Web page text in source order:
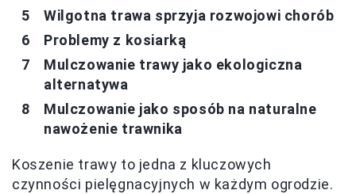
Wilgotna trawa sprzyja rozwojowi chorób
Problemy z kosiarką
Mulczowanie trawy jako ekologiczna
alternatywa
Mulczowanie jako sposób na naturalne
nawożenie trawnika
Koszenie trawy to jedna z kluczowych
czynności pielęgnacyjnych w każdym ogrodzie.